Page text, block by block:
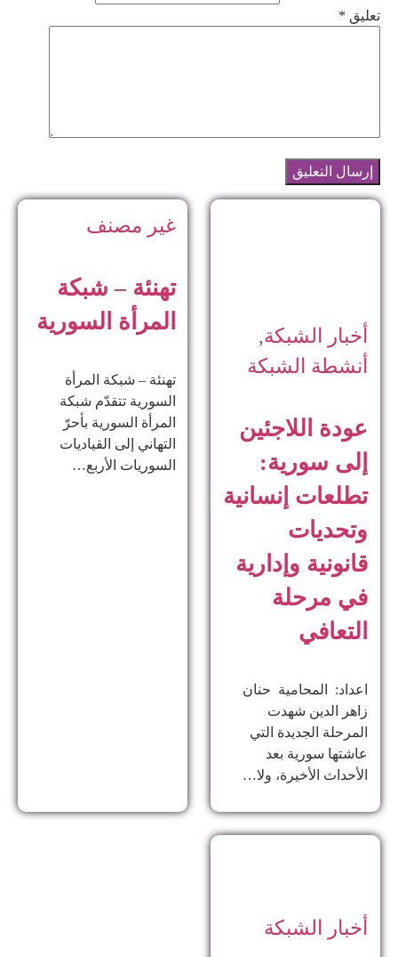
تعليق *
أخبار الشبكة,
أنشطة الشبكة
عودة اللاجئين
إلى سورية:
تطلعات إنسانية
وتحديات
قانونية وإدارية
في مرحلة
التعافي
اعداد: المحامية حنان
زاهر الدين ​شهدت
المرحلة الجديدة التي
عاشتها سورية بعد
الأحداث الأخيرة، ولا…
غير مصنف
تهنئة – شبكة
المرأة السورية
تهنئة – شبكة المرأة
السورية تتقدّم شبكة
المرأة السورية بأحرّ
التهاني إلى القياديات
السوريات الأربع…
أخبار الشبكة